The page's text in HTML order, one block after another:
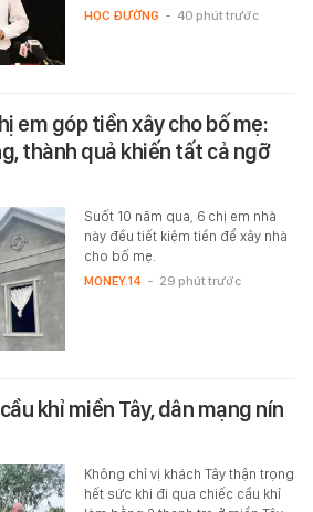
HỌC ĐƯỜNG - 40 phút trước
em góp tiền xây cho bố mẹ:
thành quả khiến tất cả ngỡ
Suốt 10 năm qua, 6 chị em nhà
này đều tiết kiệm tiền để xây nhà
cho bố mẹ.
MONEY.14 - 29 phút trước
khỉ miền Tây, dân mạng nín
Không chỉ vị khách Tây thận trọng
hết sức khi đi qua chiếc cầu khỉ